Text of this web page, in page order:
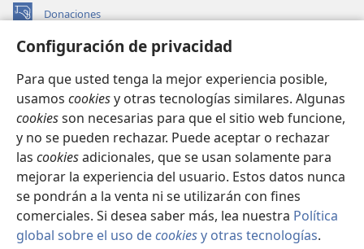
Configuración de privacidad
Para que usted tenga la mejor experiencia posible,
usamos cookiesy otras tecnologías similares. Algunas
cookiesson necesarias para que el sitio web funcione,
y no se pueden rechazar. Puede aceptar o rechazar
las cookiesadicionales, que se usan solamente para
mejorar la experiencia del usuario. Estos datos nunca
se pondrán a la venta ni se utilizarán con fines
comerciales. Si desea saber más, lea nuestra Política
global sobre el uso decookiesy otras tecnologías.
Donaciones
(abre
nueva BIBLIOTECA EN LÍNEA Watchtower™
una
nueva
ventana)
JW Hub
(abre
una
nueva
ventana)
JW Library
Watchtower Library